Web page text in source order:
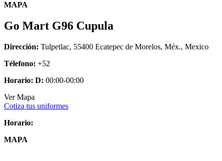
MAPA
Go Mart G96 Cupula
Dirección: Tulpetlac, 55400 Ecatepec de Morelos, Méx., Mexico
Télefono: +52
Horario: D: 00:00-00:00
Ver Mapa
Cotiza tus uniformes
Horario:
MAPA